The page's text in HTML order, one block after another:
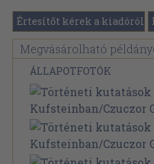
Értesítőt kérek a kiadóról
Megvásárolható
ÁLLAPOTFOTÓK